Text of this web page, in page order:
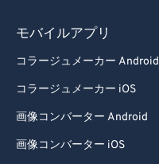
モバイルアプリ
コラージュメーカー Android
コラージュメーカー iOS
画像コンバーター Android
画像コンバーター iOS